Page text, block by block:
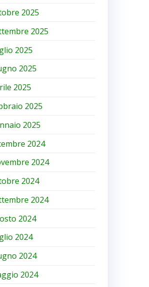
2025
2025
2025
2025
2025
2025
2025
2024
2024
2024
2024
2024
2024
2024
2024